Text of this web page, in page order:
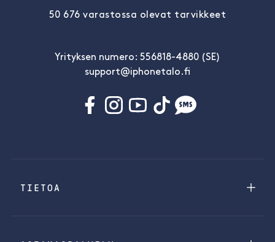
50 676 varastossa olevat tarvikkeet
Yrityksen numero: 556818-4880 (SE)
support@iphonetalo.fi
TIETOA